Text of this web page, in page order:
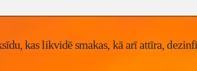
kas likvidē smakas, kā arī attīra,